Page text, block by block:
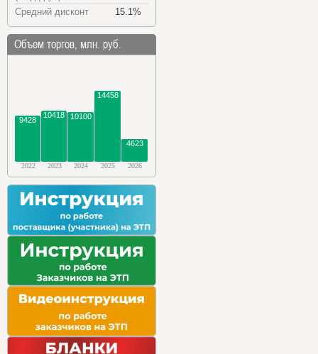
Средний дисконт
15.1%
Объем торгов, млн. руб.
9428
10418 10100
14458
4623
2022 2023 2024 2025 2026